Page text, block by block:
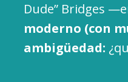
Dude” Bridges
moderno (con
ambigüedad: